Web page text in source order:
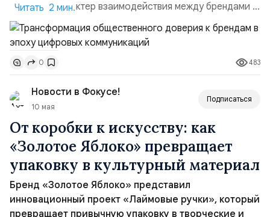
изменило характер взаимодействия между брендами и
обществом. Если раньше коммуникация была линейной
(компания транслировала готовые сообщения через
ограниченный набор каналов), то сегодня мы
наблюдаем переход к интерактивной модели.
Аудитория перестала быть пассивным получателем и
стала активным участником форми...
Читать 2 мин.
0 483
Новости в Фокусе!
10 мая
Подписаться
От коробки к искусству: как
«Золотое Яблоко» превращает
упаковку в культурный материал
Бренд «Золотое Яблоко» представил
инновационный проект «Лаймовые ручки», который
превращает привычную упаковку в творческие и